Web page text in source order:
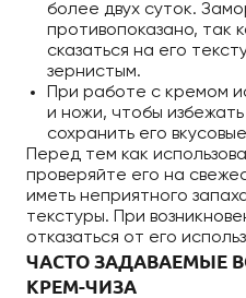
более двух суток.
противопоказано, так
сказаться на его
зернистым.
При работе с кремом
и ножи, чтобы
сохранить его
Перед тем как
проверяйте его на
иметь неприятного
текстуры. При
отказаться от его
ЧАСТО ЗАДАВАЕМЫЕ
КРЕМ-ЧИЗА